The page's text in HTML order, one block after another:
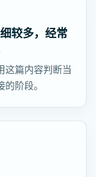
较多，经常
这篇内容判断当
阶段。